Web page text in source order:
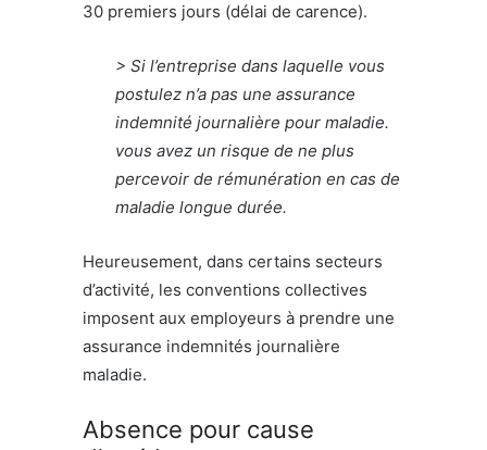
30 premiers jours (délai de carence).
> Si l’entreprise dans laquelle vous
postulez n’a pas une assurance
indemnité journalière pour maladie.
vous avez un risque de ne plus
percevoir de rémunération en cas de
maladie longue durée.
Heureusement, dans certains secteurs
d’activité, les conventions collectives
imposent aux employeurs à prendre une
assurance indemnités journalière
maladie.
Absence pour cause